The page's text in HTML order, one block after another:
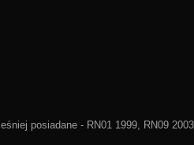
posiadane - RN01 1999, RN09